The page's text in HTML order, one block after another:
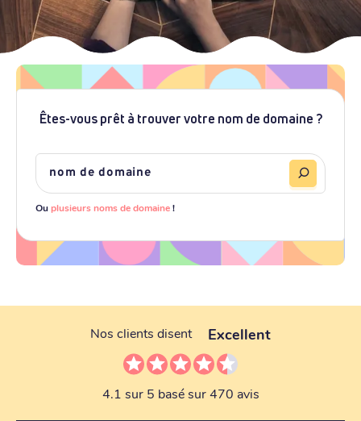
Êtes-vous prêt à trouver votre nom de domaine ?
Ouplusieurs noms de domaine!
Nos clients disent Excellent
4.1 sur 5 basé sur 470 avis